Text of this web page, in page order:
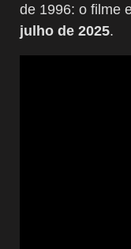
de 1996: o filme
julho de 2025.